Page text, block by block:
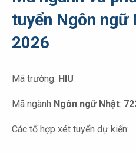
tuyển Ngôn ngữ
2026
Mã trường: HIU
Mã ngành N gôn ngữ Nhật:
Các tổ hợp xét tuyển dự kiến: